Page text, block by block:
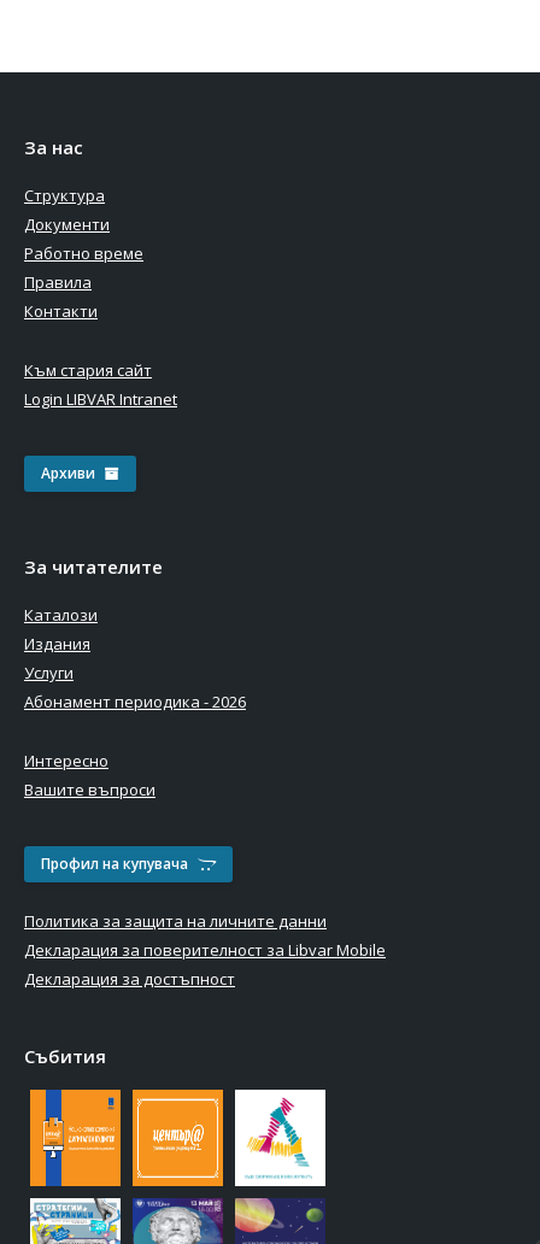
За нас
Структура
Документи
Работно време
Правила
Контакти
Към стария сайт
Login LIBVAR Intranet
Архиви
За читателите
Каталози
Издания
Услуги
Абонамент периодика - 2026
Интересно
Вашите въпроси
Профил на купувача
Политика за защита на личните данни
Декларация за поверителност за Libvar Mobile
Декларация за достъпност
Събития